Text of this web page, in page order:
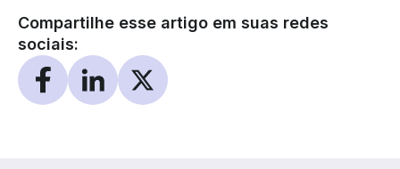
Compartilhe esse artigo em suas redes
sociais: